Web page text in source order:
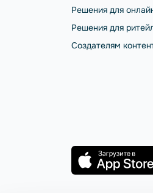
Решения для
Решения для
Создателям